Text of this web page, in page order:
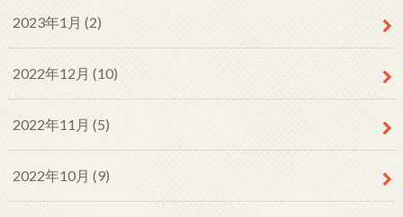
2023年1月 (2)
2022年12月 (10)
2022年11月 (5)
2022年10月 (9)